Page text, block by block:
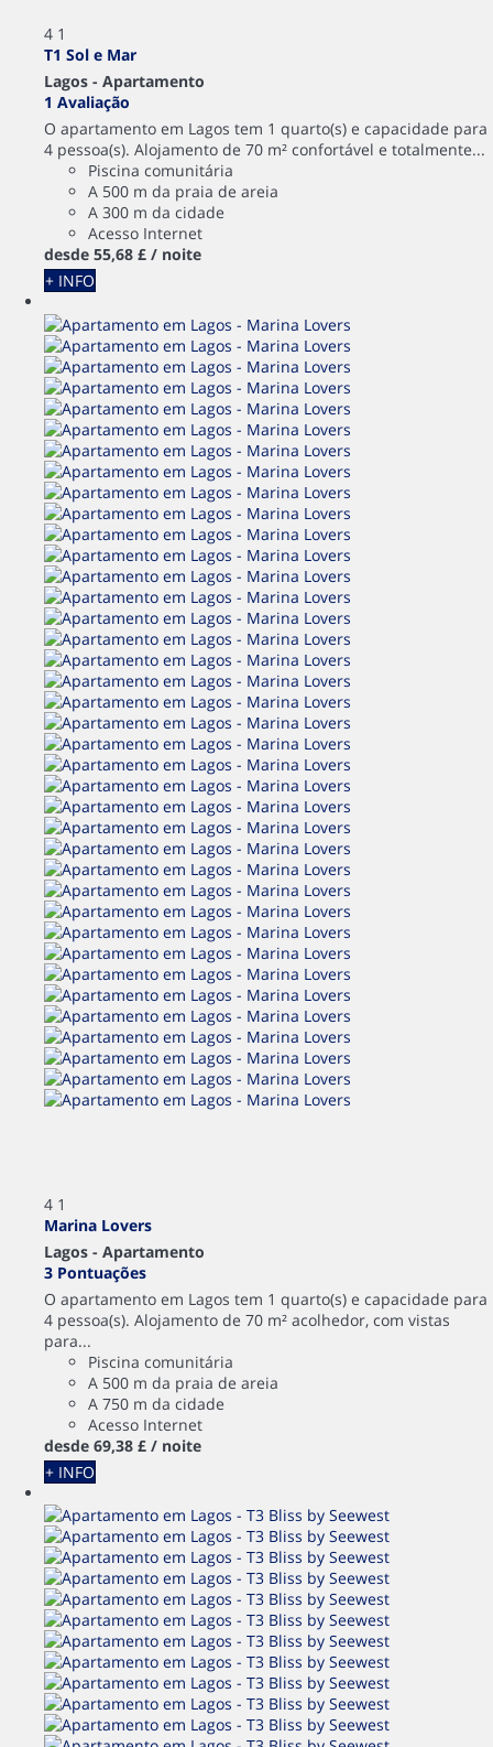
4 1
T1 Sol e Mar
Lagos - Apartamento
1 Avaliação
O apartamento em Lagos tem 1 quarto(s) e capacidade para
4 pessoa(s). Alojamento de 70 m² confortável e totalmente...
Piscina comunitária
A 500 m da praia de areia
A 300 m da cidade
Acesso Internet
desde 55,68 £ / noite
+ INFO
4 1
Marina Lovers
Lagos - Apartamento
3 Pontuações
O apartamento em Lagos tem 1 quarto(s) e capacidade para
4 pessoa(s). Alojamento de 70 m² acolhedor, com vistas
para...
Piscina comunitária
A 500 m da praia de areia
A 750 m da cidade
Acesso Internet
desde 69,38 £ / noite
+ INFO